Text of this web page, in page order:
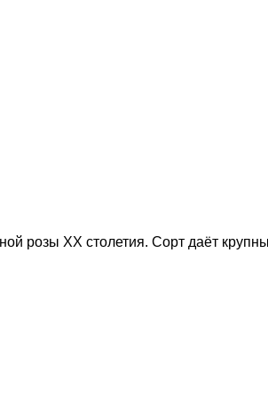
розы XX столетия. Сорт даёт